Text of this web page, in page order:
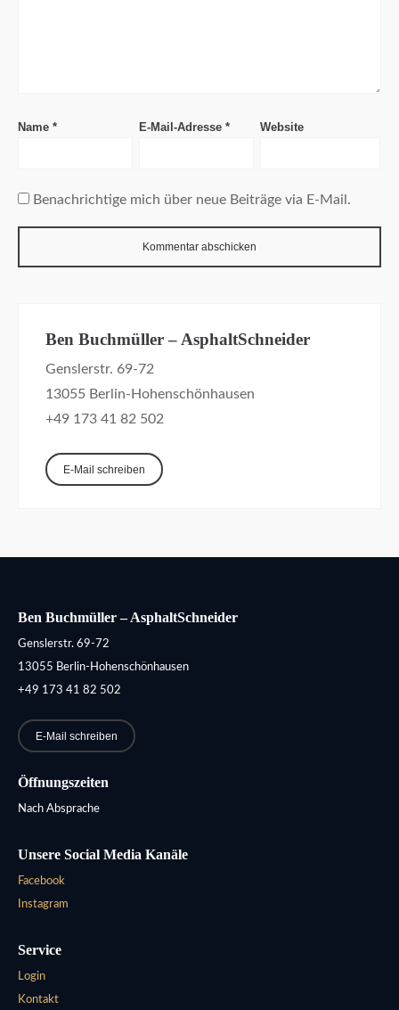
Name * E-Mail-Adresse * Website
Benachrichtige mich über neue Beiträge via E-Mail.
Ben Buchmüller – AsphaltSchneider
Genslerstr. 69-72
13055 Berlin-Hohenschönhausen
+49 173 41 82 502
E-Mail schreiben
Ben Buchmüller – AsphaltSchneider
Genslerstr. 69-72
13055 Berlin-Hohenschönhausen
+49 173 41 82 502
E-Mail schreiben
Öffnungszeiten
Nach Absprache
Unsere Social Media Kanäle
Facebook
Instagram
Service
Login
Kontakt